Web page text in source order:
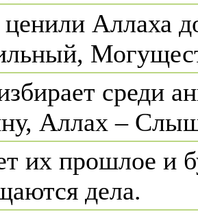
Аллаха
среди
Аллах –
их прошлое и
дела.